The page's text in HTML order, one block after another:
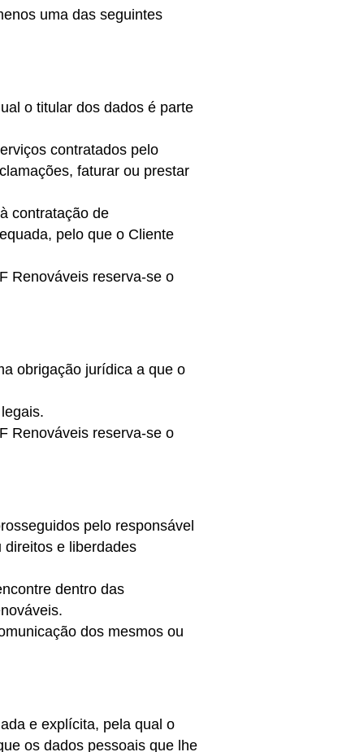
uma das seguintes
o titular dos dados é parte
contratados pelo
faturar ou prestar
contratação de
pelo que o Cliente
Renováveis reserva-se o
obrigação jurídica a que o
Renováveis reserva-se o
pelo responsável
e liberdades
dentro das
dos mesmos ou
e explícita, pela qual o
os dados pessoais que lhe